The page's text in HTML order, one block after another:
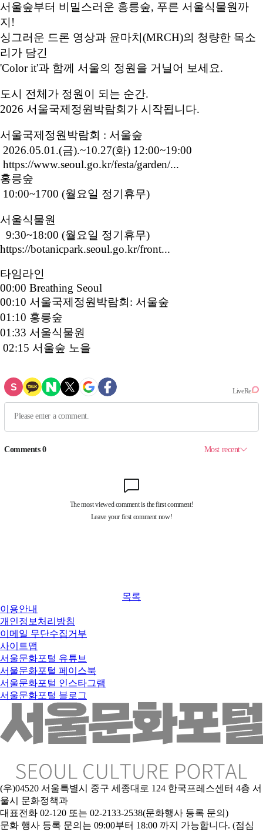
서울숲부터 비밀스러운 홍릉숲, 푸른 서울식물원까
지!
싱그러운 드론 영상과 윤마치(MRCH)의 청량한 목소
리가 담긴
'Color it'과 함께 서울의 정원을 거닐어 보세요.
도시 전체가 정원이 되는 순간.
2026 서울국제정원박람회가 시작됩니다.
서울국제정원박람회 : 서울숲
2026.05.01.(금).~10.27(화) 12:00~19:00
https://www.seoul.go.kr/festa/garden/...
홍릉숲
10:00~1700 (월요일 정기휴무)
서울식물원
9:30~18:00 (월요일 정기휴무)
https://botanicpark.seoul.go.kr/front...
타임라인
00:00 Breathing Seoul
00:10 서울국제정원박람회: 서울숲
01:10 홍릉숲
01:33 서울식물원
02:15 서울숲 노을
목록
이용안내
개인정보처리방침
이메일 무단수집거부
사이트맵
서울문화포털 유튜브
서울문화포털 페이스북
서울문화포털 인스타그램
서울문화포털 블로그
(우)04520 서울특별시 중구 세종대로 124 한국프레스센터 4층 서
울시 문화정책과
대표전화 02-120 또는 02-2133-2538(문화행사 등록 문의)
문화 행사 등록 문의는 09:00부터 18:00 까지 가능합니다. (점심